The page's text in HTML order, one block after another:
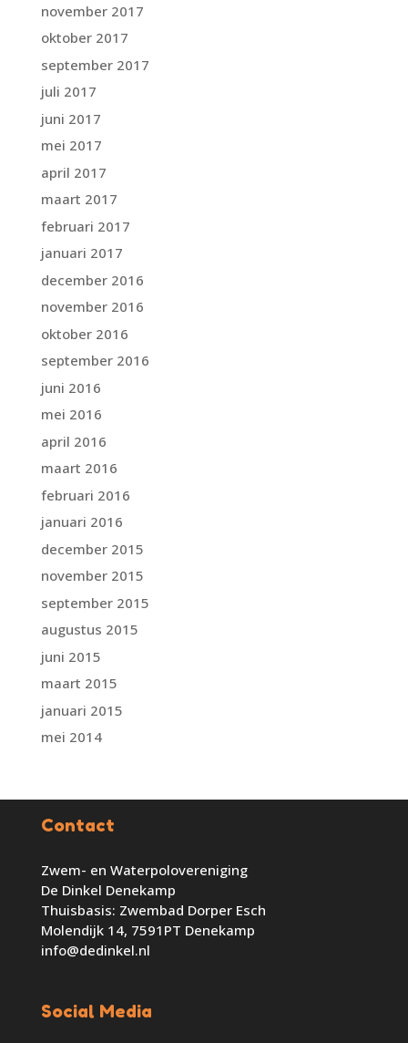
november 2017
oktober 2017
september 2017
juli 2017
juni 2017
mei 2017
april 2017
maart 2017
februari 2017
januari 2017
december 2016
november 2016
oktober 2016
september 2016
juni 2016
mei 2016
april 2016
maart 2016
februari 2016
januari 2016
december 2015
november 2015
september 2015
augustus 2015
juni 2015
maart 2015
januari 2015
mei 2014
Contact
Zwem- en Waterpolovereniging
De Dinkel Denekamp
Thuisbasis: Zwembad Dorper Esch
Molendijk 14, 7591PT Denekamp
info@dedinkel.nl
Social Media